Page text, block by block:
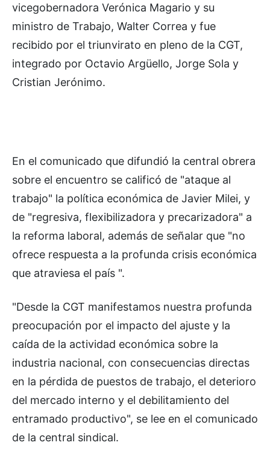
vicegobernadora Verónica Magario y su
ministro de Trabajo, Walter Correa y fue
recibido por el triunvirato en pleno de la CGT,
integrado por Octavio Argüello, Jorge Sola y
Cristian Jerónimo.
En el comunicado que difundió la central obrera
sobre el encuentro se calificó de "ataque al
trabajo" la política económica de Javier Milei, y
de "regresiva, flexibilizadora y precarizadora" a
la reforma laboral, además de señalar que "no
ofrece respuesta a la profunda crisis económica
que atraviesa el país ".
"Desde la CGT manifestamos nuestra profunda
preocupación por el impacto del ajuste y la
caída de la actividad económica sobre la
industria nacional, con consecuencias directas
en la pérdida de puestos de trabajo, el deterioro
del mercado interno y el debilitamiento del
entramado productivo", se lee en el comunicado
de la central sindical.